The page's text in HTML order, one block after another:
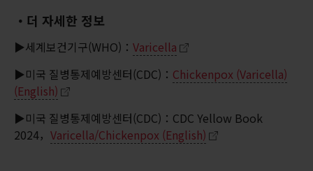
・더 자세한 정보
▶세계보건기구(WHO)： Varicella
▶미국 질병통제예방센터(CDC)： Chickenpox (Varicella)
(English)
▶미국 질병통제예방센터(CDC)：CDC Yellow Book
2024， Varicella/Chickenpox (English)